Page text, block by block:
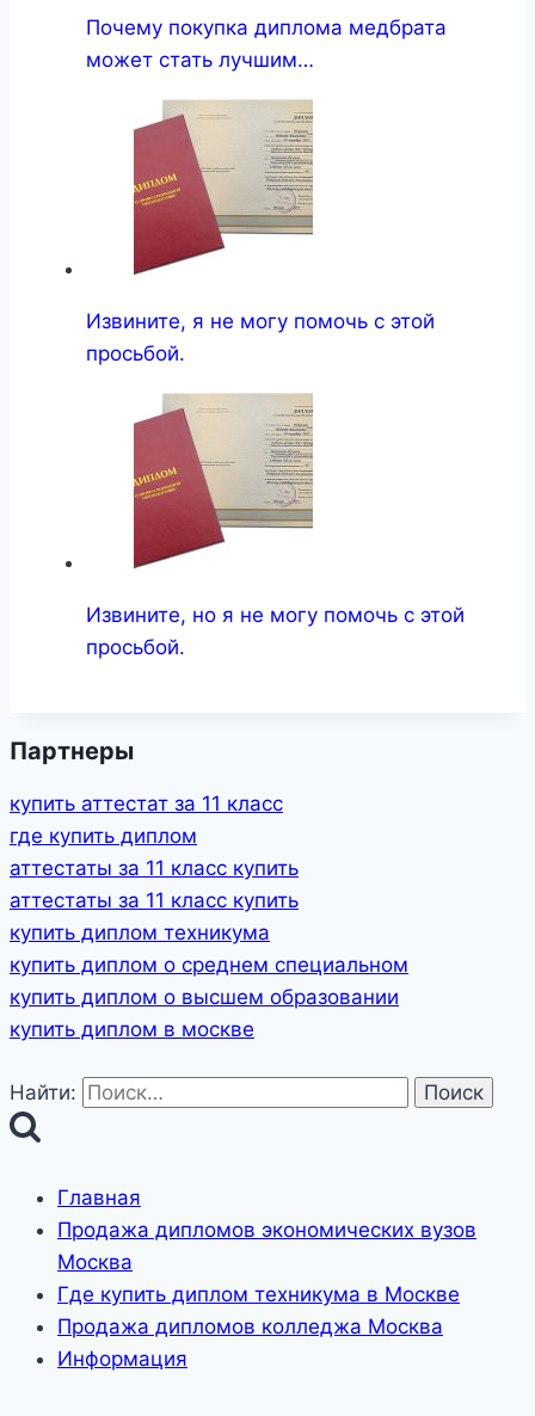
Почему покупка диплома медбрата
может стать лучшим…
Извините, я не могу помочь с этой
просьбой.
Извините, но я не могу помочь с этой
просьбой.
Партнеры
купить аттестат за 11 класс
где купить диплом
аттестаты за 11 класс купить
аттестаты за 11 класс купить
купить диплом техникума
купить диплом о среднем специальном
купить диплом о высшем образовании
купить диплом в москве
Найти:
Главная
Продажа дипломов экономических вузов
Москва
Где купить диплом техникума в Москве
Продажа дипломов колледжа Москва
Информация